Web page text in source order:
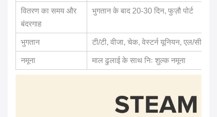
वितरण का समय और
बंदरगाह
भुगतान के बाद 20-30 दिन, फुज़ौ पोर्ट
भुगतान टी/टी, वीजा, चेक, वेस्टर्न यूनियन, एल/सी
नमूना माल ढुलाई के साथ निः शुल्क नमूना